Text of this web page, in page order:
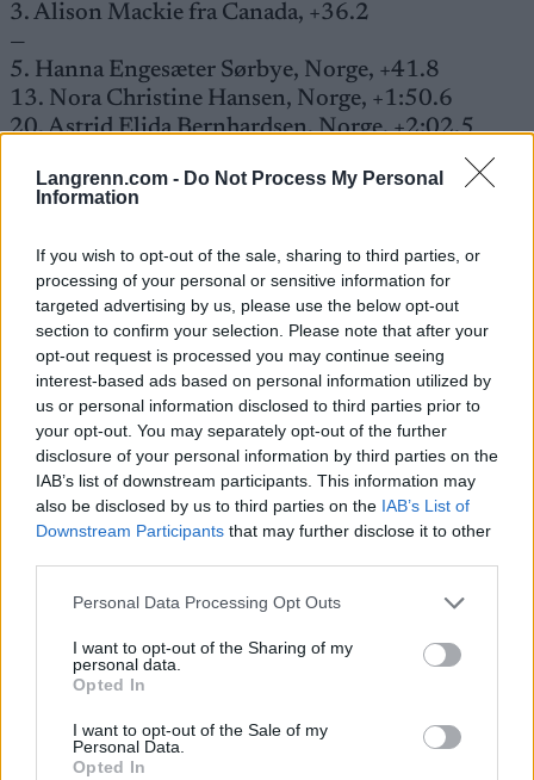
Langrenn.com - Do Not Process My Personal
Information
If you wish to opt-out of the sale, sharing to third parties, or
processing of your personal or sensitive information for
targeted advertising by us, please use the below opt-out
section to confirm your selection. Please note that after your
opt-out request is processed you may continue seeing
interest-based ads based on personal information utilized by
us or personal information disclosed to third parties prior to
your opt-out. You may separately opt-out of the further
disclosure of your personal information by third parties on the
IAB’s list of downstream participants. This information may
also be disclosed by us to third parties on the IAB’s List of
Downstream Participants that may further disclose it to other
Please note that this website/app uses one or more Google
not limited to your visit or usage behaviour. You may click to
grant or deny consent to Google and its third-party tags to
use your data for below specified purposes in below Google
consent section.
Personal Data Processing Opt Outs
I want to opt-out of the Sharing of my
personal data.
Opted In
I want to opt-out of the Sale of my
Personal Data.
Opted In
3. Alison Mackie fra Canada, +36.2
—
5. Hanna Engesæter Sørbye, Norge, +41.8
13. Nora Christine Hansen, Norge, +1:50.6
20. Astrid Elida Bernhardsen, Norge, +2:02.5
Fullstendige resultater
FAKTA: U23- og junior-VM 2025
Hvem:Uttatte utøvere junior og U23
Dette er Norges tropp tiljunior-VMogU23-VM
Hva: U23- og junior-VM
Hvor:Schilpario, Italia
Når: 3. til 9. februar, 2025
TV:TV:FIS TV
Hjemmesider: https://jwsc2025.it/en/
PROGRAM
12:00: Sprint klassisk finaler, kvinner og menn
Startlister, detaljer og resultater
FIS TV
Tirsdag 4. februar, U23-VM
10:00: Sprint klassisk prolog, kvinner og menn